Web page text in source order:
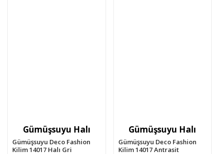
Gümüşsuyu Halı
Gümüşsuyu Deco Fashion
Kilim 14017 Halı Gri
Gümüşsuyu Halı
Gümüşsuyu Deco Fashion
Kilim 14017 Antrasit